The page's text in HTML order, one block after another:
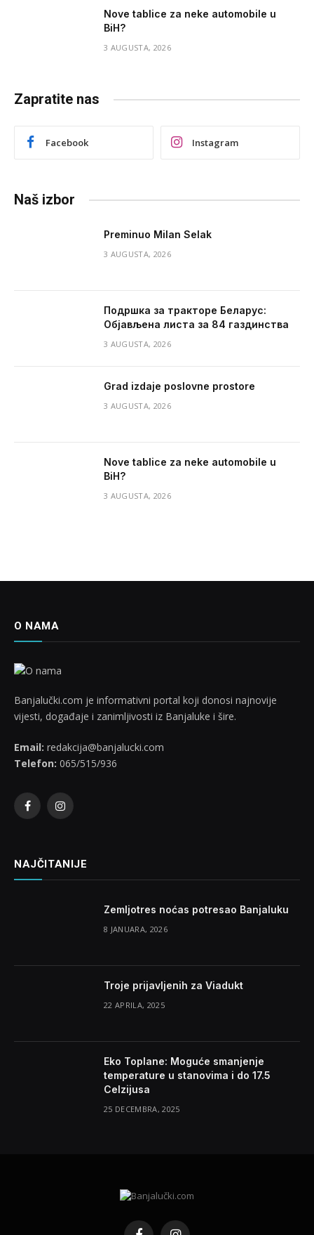
Nove tablice za neke automobile u
BiH?
3 AUGUSTA, 2026
Zapratite nas
Facebook Instagram
Naš izbor
Preminuo Milan Selak
3 AUGUSTA, 2026
Подршка за тракторе Беларус:
Објављена листа за 84 газдинства
3 AUGUSTA, 2026
Grad izdaje poslovne prostore
3 AUGUSTA, 2026
Nove tablice za neke automobile u
BiH?
3 AUGUSTA, 2026
O NAMA
Banjalučki.com je informativni portal koji donosi najnovije
vijesti, događaje i zanimljivosti iz Banjaluke i šire.
Email: redakcija@banjalucki.com
Telefon: 065/515/936
FacebookInstagram
NAJČITANIJE
Zemljotres noćas potresao Banjaluku
8 JANUARA, 2026
Troje prijavljenih za Viadukt
22 APRILA, 2025
Eko Toplane: Moguće smanjenje
temperature u stanovima i do 17.5
Celzijusa
25 DECEMBRA, 2025